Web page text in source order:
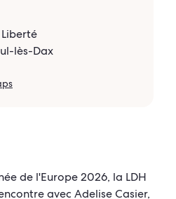
lès-Dax
de l'Europe 2026, la LDH
avec Adelise Casier,